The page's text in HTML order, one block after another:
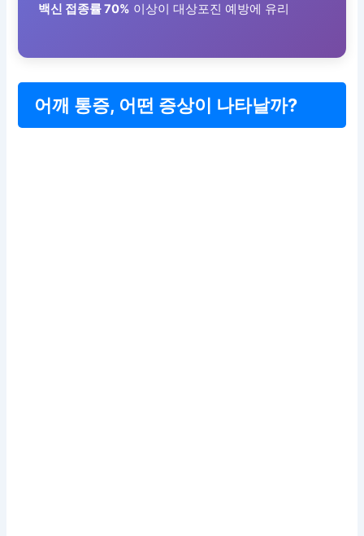
백신 접종률 70% 이상이 대상포진 예방에 유리
어깨 통증, 어떤 증상이 나타날까?